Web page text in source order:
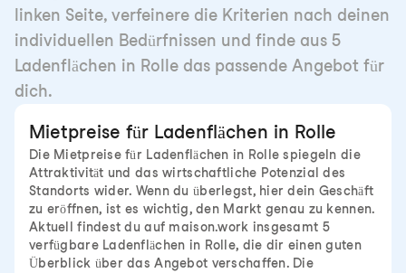
linken Seite, verfeinere die Kriterien nach deinen
individuellen Bedürfnissen und finde aus 5
Ladenflächen in Rolle das passende Angebot für
dich.
Mietpreise für Ladenflächen in Rolle
Die Mietpreise für Ladenflächen in Rolle spiegeln die
Attraktivität und das wirtschaftliche Potenzial des
Standorts wider. Wenn du überlegst, hier dein Geschäft
zu eröffnen, ist es wichtig, den Markt genau zu kennen.
Aktuell findest du auf maison.work insgesamt 5
verfügbare Ladenflächen in Rolle, die dir einen guten
Überblick über das Angebot verschaffen. Die